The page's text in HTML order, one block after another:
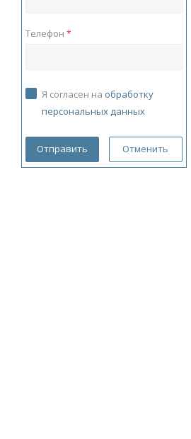
Телефон *
Я согласен на обработку
персональных данных
Отменить